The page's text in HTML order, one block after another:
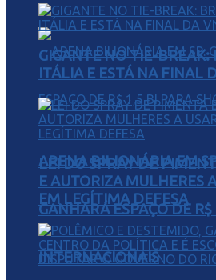
ARENA BILIONÁRIA EM
GANHARÁ ESPAÇO DE
INTERNACIONAIS
GIGANTE NO TIE-BREAK:
ITÁLIA E ESTÁ NA FINAL
LEI DO SPRAY DE
E AUTORIZA MULHERES
EM LEGÍTIMA DEFESA